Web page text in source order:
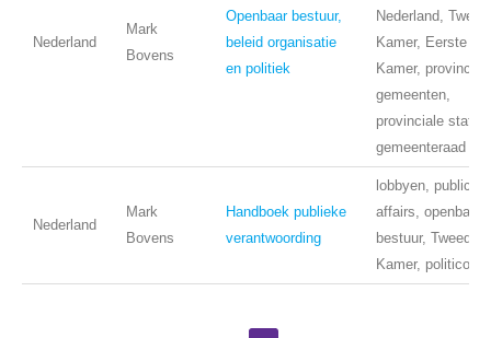
Nederland
Mark
Bovens
Openbaar bestuur,
beleid organisatie
en politiek
Nederland,
Kamer, Eerste
Kamer,
gemeenten,
provinciale staten,
gemeenteraad
Nederland
Mark
Bovens
Handboek publieke
verantwoording
lobbyen, public
affairs, openbaar
bestuur, Tweede
Kamer,